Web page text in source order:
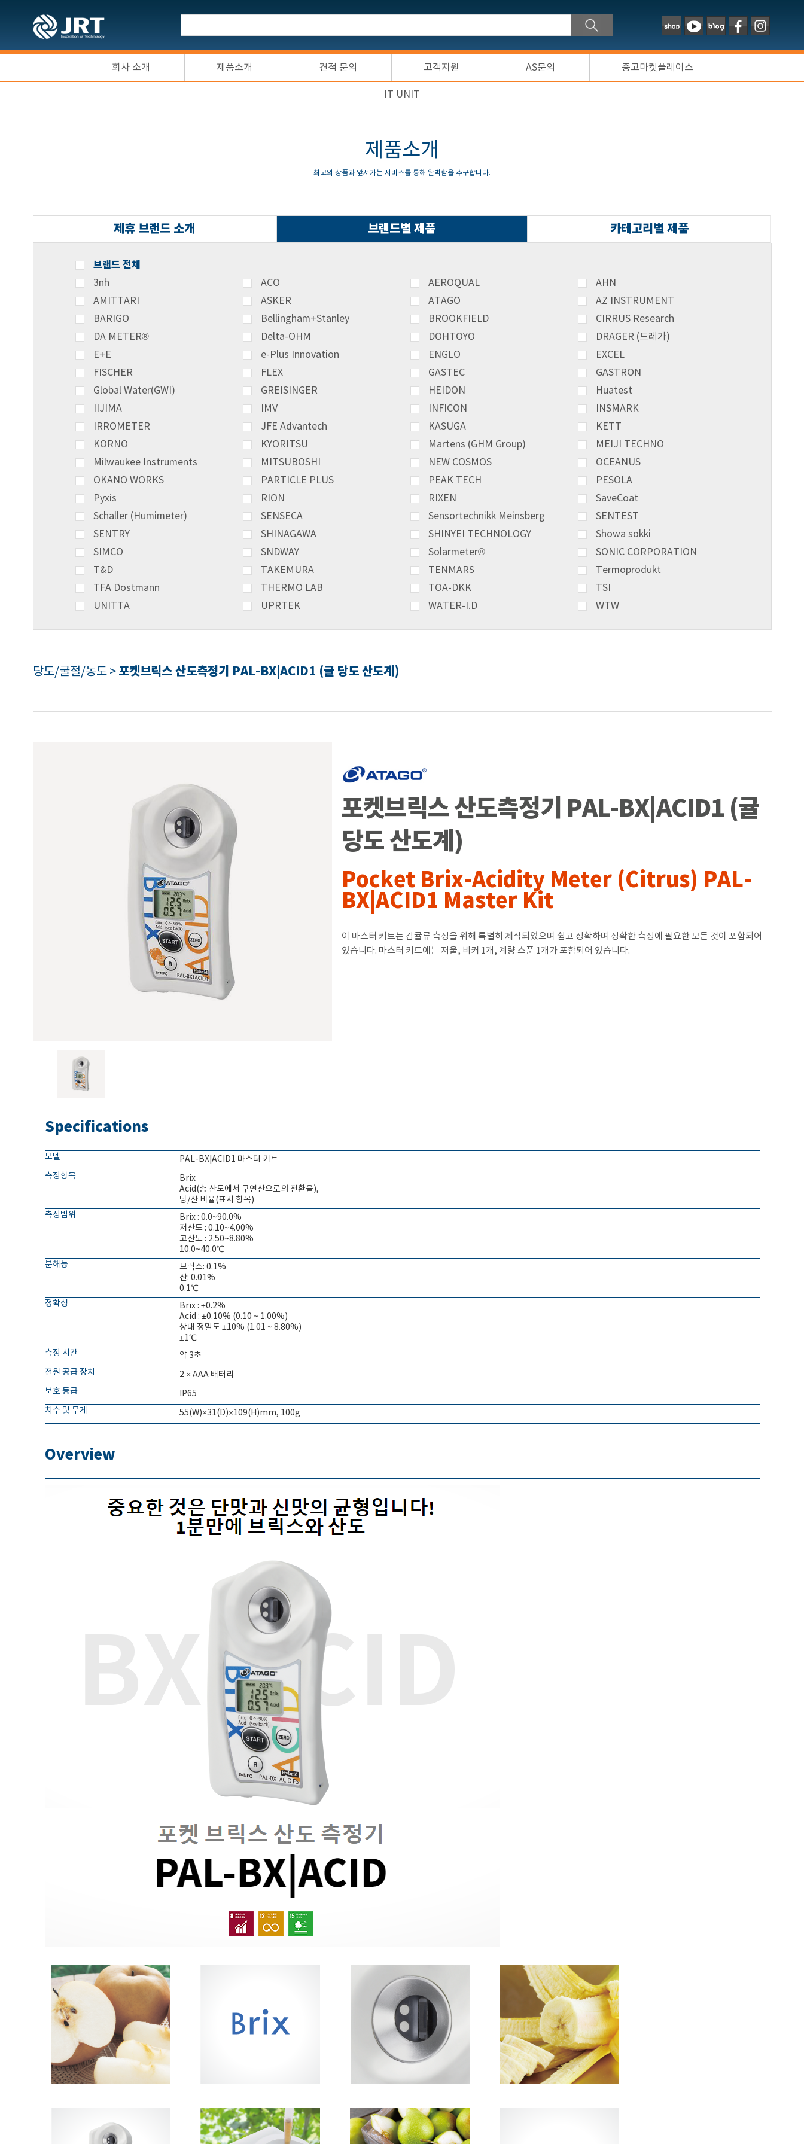
회사 소개 제품소개 견적 문의 고객지원 AS문의 중고마켓플레이스
IT UNIT
제품소개
최고의 상품과 앞서가는 서비스를 통해 완벽함을 추구합니다.
제휴 브랜드 소개 브랜드별 제품 카테고리별 제품
브랜드 전체
3nh ACO AEROQUAL
AHN
AMITTARI
ASKER ATAGO
AZ INSTRUMENT
BARIGO
Bellingham+Stanley BROOKFIELD
CIRRUS Research
DA METER®
Delta-OHM DOHTOYO
DRAGER (드레가)
E+E
e-Plus Innovation ENGLO
EXCEL
FISCHER
FLEX GASTEC
GASTRON
Global Water(GWI)
GREISINGER HEIDON
Huatest
IIJIMA
IMV INFICON
INSMARK
IRROMETER
JFE Advantech KASUGA
KETT
KORNO
KYORITSU Martens (GHM Group)
MEIJI TECHNO
Milwaukee Instruments
MITSUBOSHI NEW COSMOS
OCEANUS
OKANO WORKS
PARTICLE PLUS PEAK TECH
PESOLA
Pyxis
RION RIXEN
SaveCoat
Schaller (Humimeter)
SENSECA Sensortechnikk Meinsberg
SENTEST
SENTRY
SHINAGAWA SHINYEI TECHNOLOGY
Showa sokki
SIMCO
SNDWAY Solarmeter®
SONIC CORPORATION
T&D
TAKEMURA TENMARS
Termoprodukt
TFA Dostmann
THERMO LAB TOA-DKK
TSI
UNITTA
UPRTEK WATER-I.D WTW
당도/굴절/농도 > 포켓브릭스 산도측정기 PAL-BX|ACID1 (귤 당도 산도계)
포켓브릭스 산도측정기 PAL-BX|ACID1 (귤
당도 산도계)
Pocket Brix-Acidity Meter (Citrus) PAL-
BX|ACID1 Master Kit
이 마스터 키트는 감귤류 측정을 위해 특별히 제작되었으며 쉽고 정확하며 정확한 측정에 필요한 모든 것이 포함되어
있습니다. 마스터 키트에는 저울, 비커 1개, 계량 스푼 1개가 포함되어 있습니다.
Specifications
모델
PAL-BX|ACID1 마스터 키트
측정항목
Brix
Acid(총 산도에서 구연산으로의 전환율),
당/산 비율(표시 항목)
측정범위
Brix : 0.0~90.0%
저산도 : 0.10~4.00%
고산도 : 2.50~8.80%
10.0~40.0℃
분해능
브릭스: 0.1%
산: 0.01%
0.1℃
정확성
Brix : ±0.2%
Acid : ±0.10% (0.10 ~ 1.00%)
상대 정밀도 ±10% (1.01 ~ 8.80%)
±1℃
측정 시간
약 3초
전원 공급 장치
2 × AAA 배터리
보호 등급
IP65
치수 및 무게
55(W)×31(D)×109(H)mm, 100g
Overview